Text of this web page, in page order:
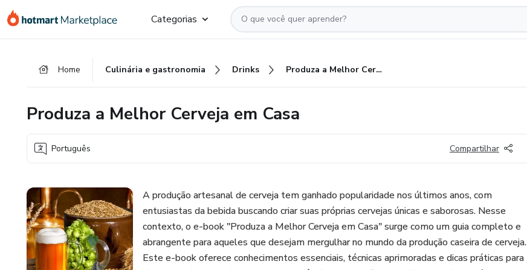
para
para
para
Categorias
Home Culinária e gastronomia Drinks Produza a Melhor Cerveja em Casa
Produza a Melhor Cerveja em Casa
Português Compartilhar
A produção artesanal de cerveja tem ganhado popularidade nos últimos anos, com
entusiastas da bebida buscando criar suas próprias cervejas únicas e saborosas. Nesse
contexto, o e-book "Produza a Melhor Cerveja em Casa" surge como um guia completo e
abrangente para aqueles que desejam mergulhar no mundo da produção caseira de cerveja.
Este e-book oferece conhecimentos essenciais, técnicas aprimoradas e dicas práticas para